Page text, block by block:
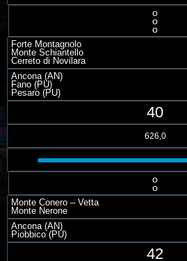
o
o
o
Forte Montagnolo
Monte Schiantello
Cerreto di Novilara
Ancona (AN)
Fano (PU)
Pesaro (PU)
40
626,0
o
o
Monte Conero – Vetta
Monte Nerone
Ancona (AN)
Piobbico (PU)
42